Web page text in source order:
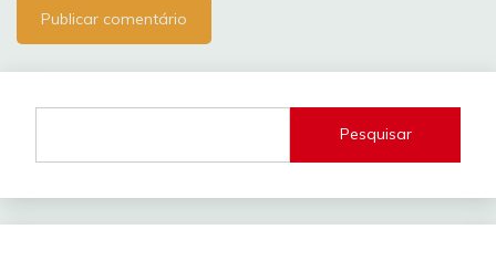
Pesquisar